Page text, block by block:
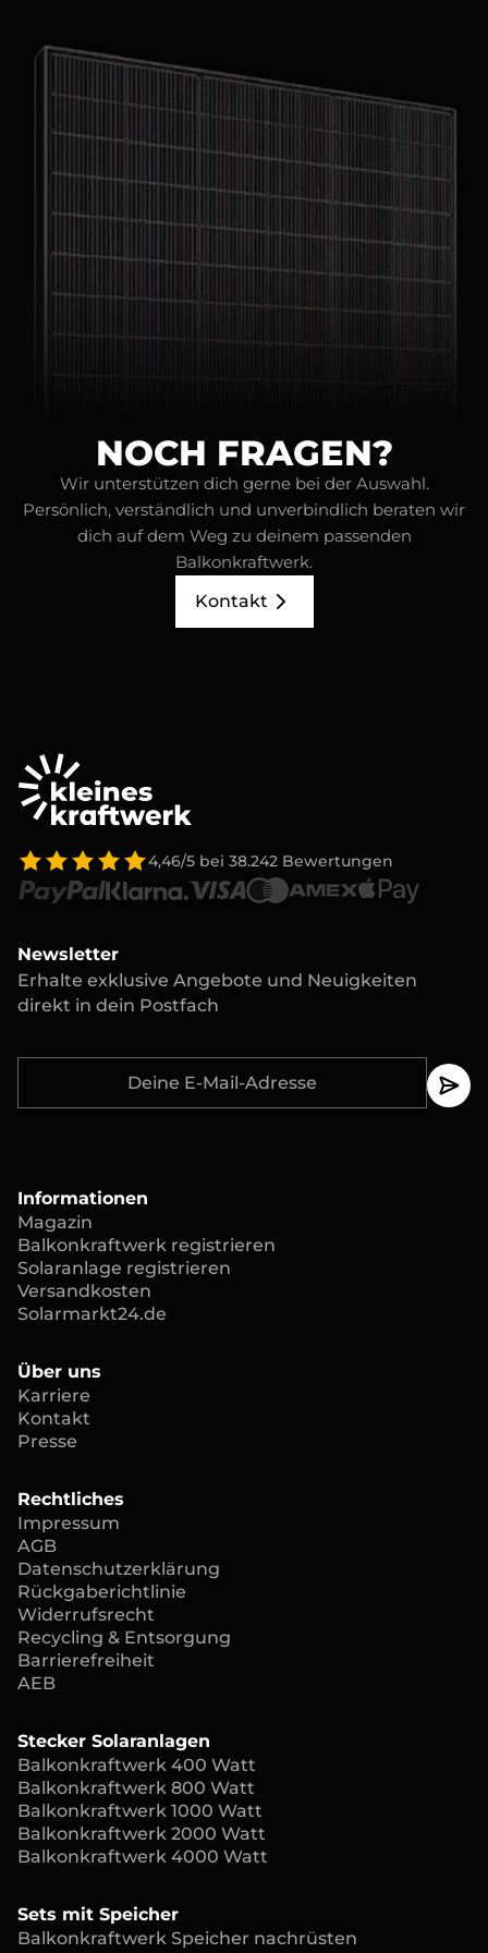
NOCH FRAGEN?
Wir unterstützen dich gerne bei der Auswahl.
Persönlich, verständlich und unverbindlich beraten wir
dich auf dem Weg zu deinem passenden
Balkonkraftwerk.
Kontakt
4,46/5 bei 38.242 Bewertungen
Informationen
Magazin
Balkonkraftwerk registrieren
Solaranlage registrieren
Versandkosten
Solarmarkt24.de
Über uns
Karriere
Kontakt
Presse
Rechtliches
Impressum
AGB
Datenschutzerklärung
Rückgaberichtlinie
Widerrufsrecht
Recycling & Entsorgung
Barrierefreiheit
AEB
Stecker Solaranlagen
Balkonkraftwerk 400 Watt
Balkonkraftwerk 800 Watt
Balkonkraftwerk 1000 Watt
Balkonkraftwerk 2000 Watt
Balkonkraftwerk 4000 Watt
Sets mit Speicher
Balkonkraftwerk Speicher nachrüsten
Newsletter
Erhalte exklusive Angebote und Neuigkeiten
direkt in dein Postfach